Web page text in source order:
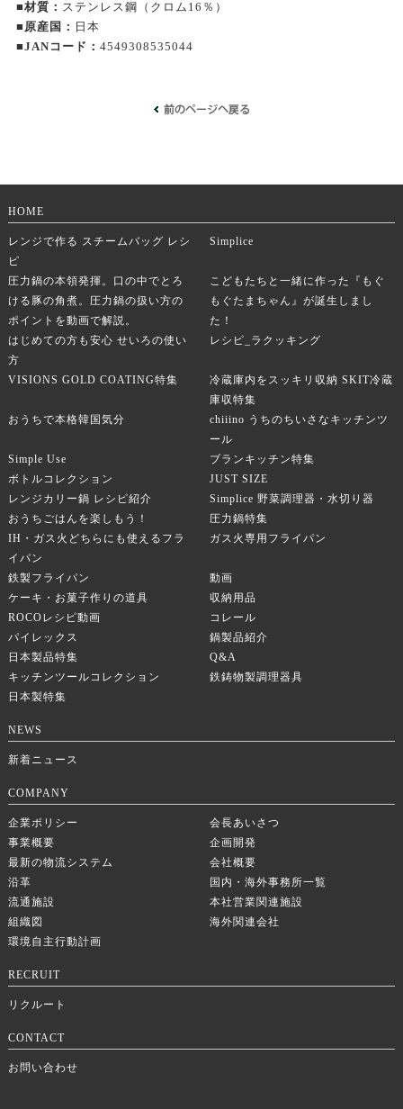
■材質： ステンレス鋼（クロム16％）
■原産国： 日本
■JANコード： 4549308535044
HOME
レンジで作る スチームバッグ レシ
ピ
Simplice
圧力鍋の本領発揮。口の中でとろ
ける豚の角煮。圧力鍋の扱い方の
ポイントを動画で解説。
こどもたちと一緒に作った『もぐ
もぐたまちゃん』が誕生しまし
た！
はじめての方も安心 せいろの使い
方
レシピ_ラクッキング
VISIONS GOLD COATING特集
冷蔵庫内をスッキリ収納 SKIT冷蔵
庫収特集
おうちで本格韓国気分
chiiino うちのちいさなキッチンツ
ール
Simple Use
ブランキッチン特集
ボトルコレクション
JUST SIZE
レンジカリー鍋 レシピ紹介
Simplice 野菜調理器・水切り器
おうちごはんを楽しもう！
圧力鍋特集
IH・ガス火どちらにも使えるフラ
イパン
ガス火専用フライパン
鉄製フライパン
動画
ケーキ・お菓子作りの道具
収納用品
ROCOレシピ動画
コレール
パイレックス
鍋製品紹介
日本製品特集
Q&A
キッチンツールコレクション
鉄鋳物製調理器具
日本製特集
NEWS
新着ニュース
COMPANY
企業ポリシー
会長あいさつ
事業概要
企画開発
最新の物流システム
会社概要
沿革
国内・海外事務所一覧
流通施設
本社営業関連施設
組織図
海外関連会社
環境自主行動計画
RECRUIT
リクルート
CONTACT
お問い合わせ